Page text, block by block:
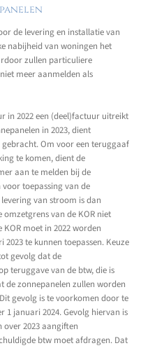
de levering en installatie van
nabijheid van woningen het
zullen particuliere
meer aanmelden als
in 2022 een (deel)factuur uitreikt
in 2023, dient
Om voor een teruggaaf
te komen, dient de
aan te melden bij de
toepassing van de
van stroom is dan
van de KOR niet
moet in 2022 worden
te kunnen toepassen. Keuze
gevolg dat de
teruggave van de btw, die is
de zonnepanelen zullen worden
gevolg is te voorkomen door te
1 januari 2024. Gevolg hiervan is
2023 aangiften
btw moet afdragen. Dat